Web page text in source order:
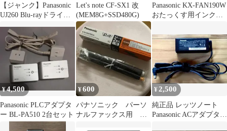
【ジャンク】Panasonic
UJ260 Blu-rayドライブ
Let's note CF-SX1 改
(MEM8G+SSD480G)
Panasonic KX-FAN190W
おたっくす用インクフ
¥4,500
Panasonic PLCアダプタ
ー BL-PA510 2台セット
¥600
パナソニック パーソ
ナルファックス用 イ
¥2,500
純正品 レッツノート
Panasonic ACアダプタ